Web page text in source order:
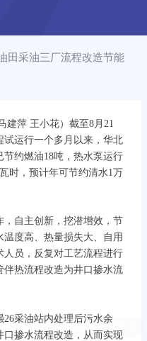
田采油三厂流程改造节能
建萍 王小花）截至8月21
试运行一个多月以来，华北
约燃油18吨，热水泵运行
时，预计年可节约清水1万
自主创新，挖潜增效，节
度高、热量损失大、自用
员，反复对工艺流程进行
热流程改造为井口掺水流
采油站内处理后污水余
掺水流程改造，从而实现
你们有哪些固控设备？